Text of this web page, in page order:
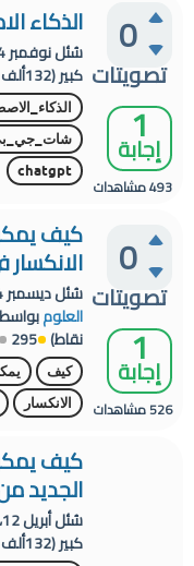
0
تصويتات
1
إجابة
493مشاهدات
الذكاء
سُئلنوفمبر 24، 2024
كبير(132ألف
chatgpt
0
تصويتات
1
إجابة
526مشاهدات
كيف
سُئلديسمبر 24، 2023
العلوم
نقاط) 295
كيف
الانكسار
كيف
الجديد
سُئلأبريل 12، 2023
كبير(132ألف